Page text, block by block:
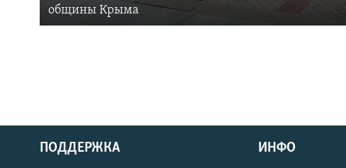
общины Крыма
ПОДДЕРЖКА ИНФО